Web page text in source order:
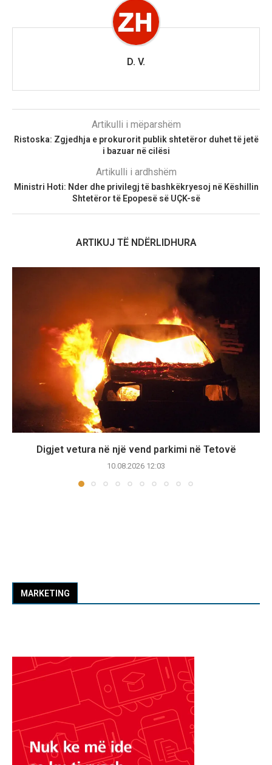
D. V.
Artikulli i mëparshëm
Ristoska: Zgjedhja e prokurorit publik shtetëror duhet të jetë
i bazuar në cilësi
Artikulli i ardhshëm
Ministri Hoti: Nder dhe privilegj të bashkëkryesoj në Këshillin
Shtetëror të Epopesë së UÇK-së
ARTIKUJ TË NDËRLIDHURA
Digjet vetura në një vend parkimi në Tetovë
10.08.2026 12:03
MARKETING